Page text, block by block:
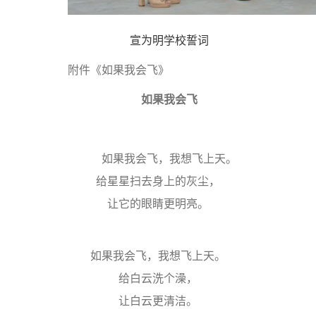
宣为明学校誓词
附件《如果我会飞》
如果我会飞
如果我会飞，我想飞上天。
给星星扫去身上的灰尘，
让它的眼睛更明亮。
如果我会飞，我想飞上天。
给白云洗个澡，
让白云更清洁。